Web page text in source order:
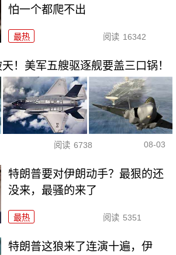
怕一个都爬不出
最热 阅读 16342
天！美军五艘驱逐舰要盖三口锅！
阅读 6738 08-03
特朗普要对伊朗动手？最狠的还
没来，最骚的来了
最热 阅读 5351
特朗普这狼来了连演十遍，伊